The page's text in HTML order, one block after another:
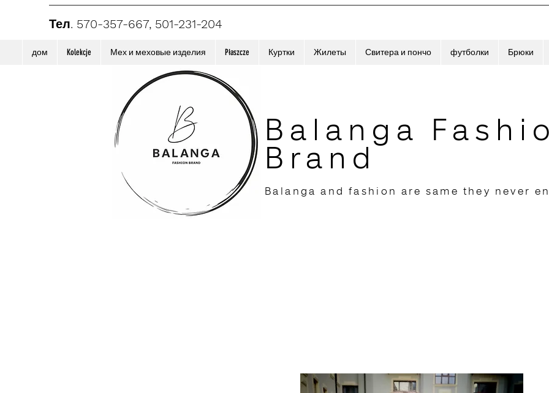
Тел. 570-357-667, 501-231-204
дом Kolekcje Мех и меховые изделия Płaszcze Куртки Жилеты Свитера и пончо футболки Брюки
Balanga
Brand
Balanga and fashion are same they never